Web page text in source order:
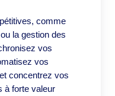
comme
la gestion des
vos
vos
concentrez vos
à forte valeur